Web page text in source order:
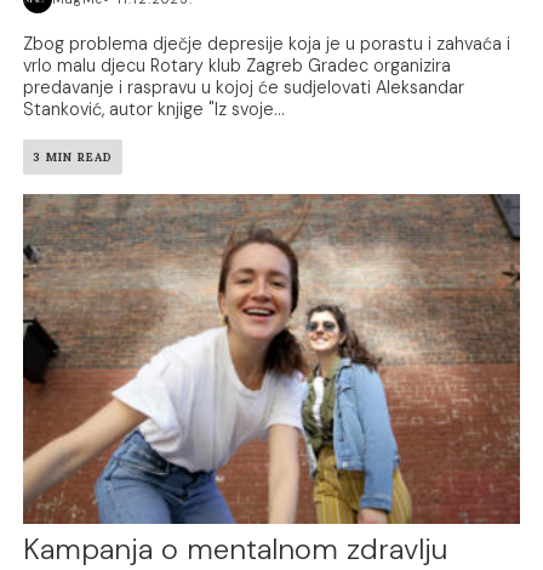
Zbog problema dječje depresije koja je u porastu i zahvaća i
vrlo malu djecu Rotary klub Zagreb Gradec organizira
predavanje i raspravu u kojoj će sudjelovati Aleksandar
Stanković, autor knjige "Iz svoje...
3 MIN READ
Kampanja o mentalnom zdravlju